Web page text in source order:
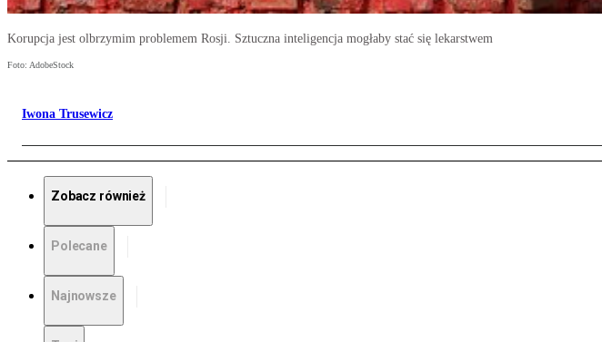
Korupcja jest olbrzymim problemem Rosji. Sztuczna inteligencja mogłaby stać się lekarstwem
Foto: AdobeStock
Iwona Trusewicz
Zobacz również
Polecane
Najnowsze